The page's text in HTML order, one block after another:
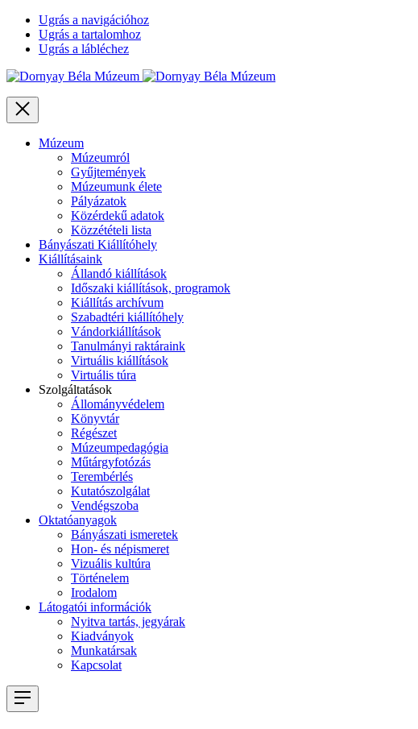
Ugrás a navigációhoz
Ugrás a tartalomhoz
Ugrás a lábléchez
Close
Múzeum
Múzeumról
Gyűjtemények
Múzeumunk élete
Pályázatok
Közérdekű adatok
Közzétételi lista
Bányászati Kiállítóhely
Kiállításaink
Állandó kiállítások
Időszaki kiállítások, programok
Kiállítás archívum
Szabadtéri kiállítóhely
Vándorkiállítások
Tanulmányi raktáraink
Virtuális kiállítások
Virtuális túra
Szolgáltatások
Állományvédelem
Könyvtár
Régészet
Múzeumpedagógia
Műtárgyfotózás
Terembérlés
Kutatószolgálat
Vendégszoba
Oktatóanyagok
Bányászati ismeretek
Hon- és népismeret
Vizuális kultúra
Történelem
Irodalom
Látogatói információk
Nyitva tartás, jegyárak
Kiadványok
Munkatársak
Kapcsolat
Navigation